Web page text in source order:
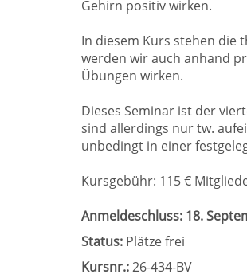
Gehirn positiv wirken.
In diesem Kurs stehen die
werden wir auch anhand
Übungen wirken.
Dieses Seminar ist der
sind allerdings nur tw.
unbedingt in einer
Kursgebühr: 115 €
Anmeldeschluss: 18.
Status: Plätze frei
Kursnr.:26-434-BV